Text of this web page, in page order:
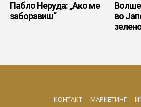
Пабло Неруда: „Ако ме
заборавиш“
во
зелено
КОНТАКТ МАРКЕТИНГ